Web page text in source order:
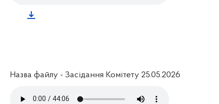
Назва файлу - Засідання Комітету 25.05.2026